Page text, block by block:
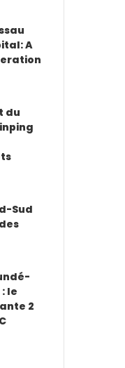
A
du
Sud
le
2